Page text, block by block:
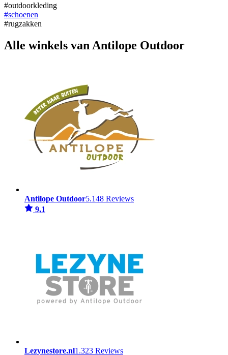
#outdoorkleding
#schoenen
#rugzakken
Alle winkels van Antilope Outdoor
Antilope Outdoor5.148 Reviews
9,1
Lezynestore.nl1.323 Reviews